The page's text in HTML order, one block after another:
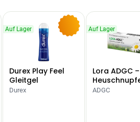
Hygiene &
Haushalt
Baby &
Familie
-10%
Auf Lager
Durex Play Feel
Gleitgel
Durex
Auf Lager
Lora ADGC
Allergien
ADGC